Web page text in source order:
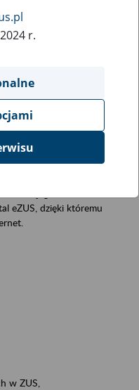
eZUS
eZUS, dzięki któremu
w ZUS,
r.